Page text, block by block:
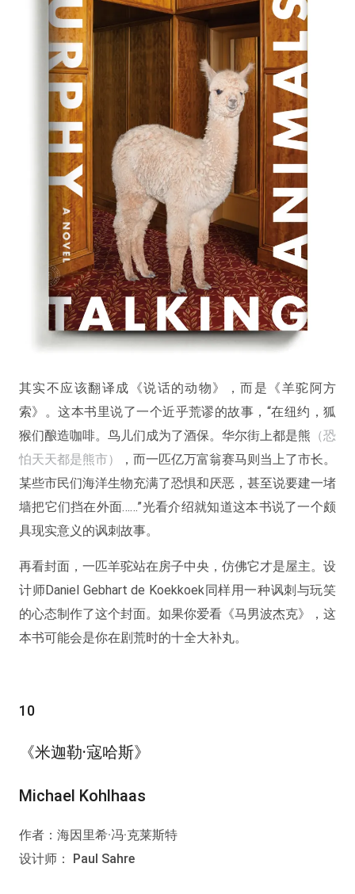
其实不应该翻译成《说话的动物》，而是《羊驼阿方
索》。这本书里说了一个近乎荒谬的故事，“在纽约，狐
猴们酿造咖啡。鸟儿们成为了酒保。华尔街上都是熊 （恐
怕天天都是熊市）
，而一匹亿万富翁赛马则当上了市长。
某些市民们海洋生物充满了恐惧和厌恶，甚至说要建一堵
墙把它们挡在外面……”光看介绍就知道这本书说了一个颇
具现实意义的讽刺故事。
再看封面，一匹羊驼站在房子中央，仿佛它才是屋主。设
计师Daniel Gebhart de Koekkoek同样用一种讽刺与玩笑
的心态制作了这个封面。如果你爱看《马男波杰克》，这
本书可能会是你在剧荒时的十全大补丸。
10
《米迦勒·寇哈斯》
Michael Kohlhaas
作者：海因里希·冯·克莱斯特
设计师： Paul Sahre